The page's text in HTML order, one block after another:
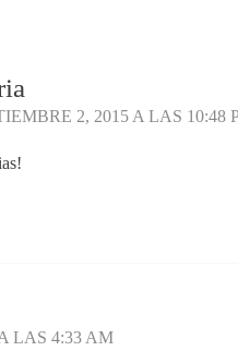
2, 2015 A LAS 10:48
LAS 4:33 AM